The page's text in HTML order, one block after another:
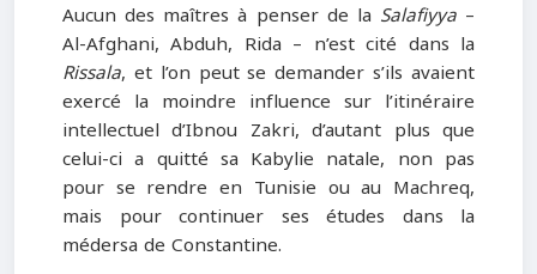
Aucun des maîtres à penser de la Salafiyya–
Al-Afghani, Abduh, Rida – n’est cité dans la
Rissala, et l’on peut se demander s’ils avaient
exercé la moindre influence sur l’itinéraire
intellectuel d’Ibnou Zakri, d’autant plus que
celui-ci a quitté sa Kabylie natale, non pas
pour se rendre en Tunisie ou au Machreq,
mais pour continuer ses études dans la
médersa de Constantine.